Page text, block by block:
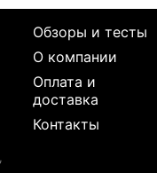
Обзоры и тесты
О компании
Оплата и
доставка
Контакты